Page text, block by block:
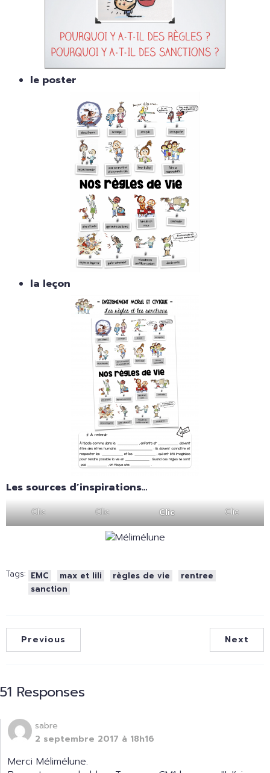
le poster
la leçon
Les sources d’inspirations…
Clic Clic Clic Clic
Tags: EMC max et lili règles de vie
rentree
sanction
Previous Next
51 Responses
sabre
2 septembre 2017 à 18h16
Merci Mélimélune.